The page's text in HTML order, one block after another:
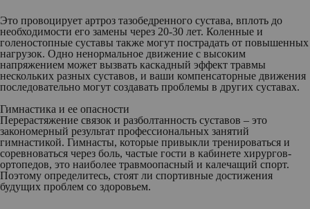
Это провоцирует артроз тазобедренного сустава, вплоть до
необходимости его замены через 20-30 лет. Коленные и
голеностопные суставы также могут пострадать от повышенных
нагрузок. Одно ненормальное движение с высоким
напряжением может вызвать каскадный эффект травмы
нескольких разных суставов, и ваши компенсаторные движения
последовательно могут создавать проблемы в других суставах.
Гимнастика и ее опасности
Перерастяжение связок и разболтанность суставов – это
закономерный результат профессиональных занятий
гимнастикой. Гимнасты, которые привыкли тренироваться и
соревноваться через боль, частые гости в кабинете хирургов-
ортопедов, это наиболее травмоопасный и калечащий спорт.
Поэтому определитесь, стоят ли спортивные достижения
будущих проблем со здоровьем.